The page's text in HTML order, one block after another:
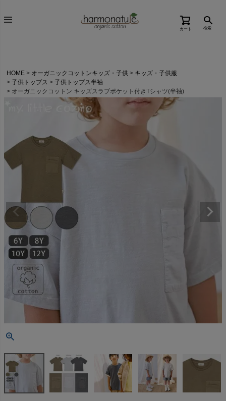
カート 検索
HOME オーガニックコットンキッズ・子供
キッズ・子供服
子供トップス
子供トップス半袖
オーガニックコットン キッズスラブポケット付きTシャツ(半袖)